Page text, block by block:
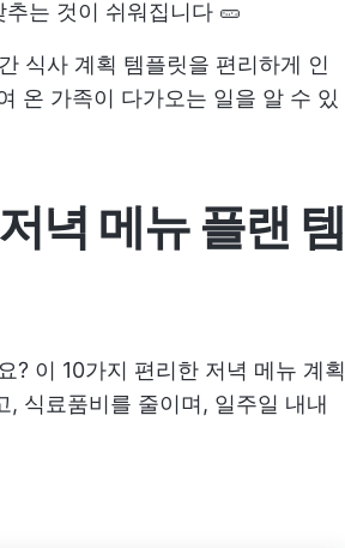
는 것이 쉬워집니다 🥒
식사 계획 템플릿을 편리하게 인
온 가족이 다가오는 일을 알 수 있
녁 메뉴 플랜 템
? 이 10가지 편리한 저녁 메뉴 계획
식료품비를 줄이며, 일주일 내내